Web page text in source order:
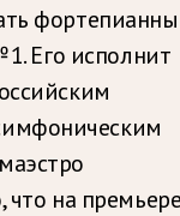
Его исполнит
что на